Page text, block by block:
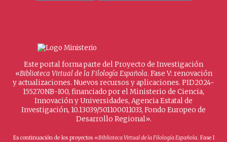
Este portal forma parte del Proyecto de Investigación
«Biblioteca Virtual de la Filología Española. Fase V: renovación
y actualizaciones. Nuevos recursos y aplicaciones. PID2024-
155270NB-I00, financiado por el Ministerio de Ciencia,
Innovación y Universidades, Agencia Estatal de
Investigación, 10.13039/501100011033, Fondo Europeo de
Desarrollo Regional».
Es continuación de los proyectos «Biblioteca Virtual de la Filología Española. Fase I